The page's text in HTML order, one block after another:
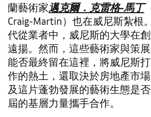
蘭藝術家邁克爾．克雷格-馬丁
Craig-Martin）也在威尼斯紮根
代從業者中，威尼斯的大學在
遠揚。然而，這些藝術家與策
能否最終留在這裡，將威尼斯
作的熱土，還取決於房地產市
及這片蓬勃發展的藝術生態是
屆的基層力量攜手合作。